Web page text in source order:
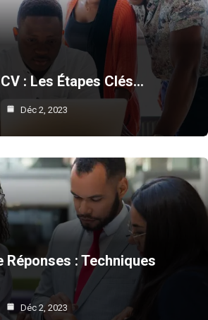
: Les Étapes Clés…
Déc 2, 2023
Réponses : Techniques
Déc 2, 2023